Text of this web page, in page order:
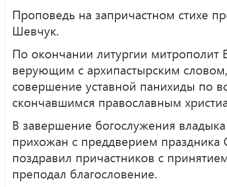
Проповедь на запричастном стихе
Шевчук.
По окончании литургии митрополит
верующим с архипастырским
совершение уставной панихиды по
скончавшимся православным
В завершение богослужения
прихожан с преддверием праздника
поздравил причастников с
преподал благословение.